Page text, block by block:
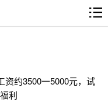
资约3500一5000元，试
利